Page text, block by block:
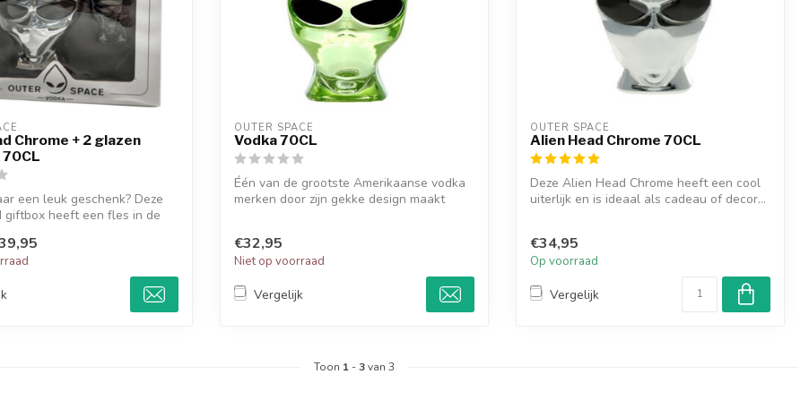
Chrome + 2 glazen
een leuk geschenk? Deze
giftbox heeft een fles in de
OUTER SPACE
Vodka 70CL
Één van de grootste Amerikaanse vodka
merken door zijn gekke design maakt
€32,95
Niet op voorraad
Vergelijk
OUTER SPACE
Alien Head Chrome 70CL
Deze Alien Head Chrome heeft een cool
uiterlijk en is ideaal als cadeau of decor...
€34,95
Op voorraad
Vergelijk
Toon 1 -3van 3